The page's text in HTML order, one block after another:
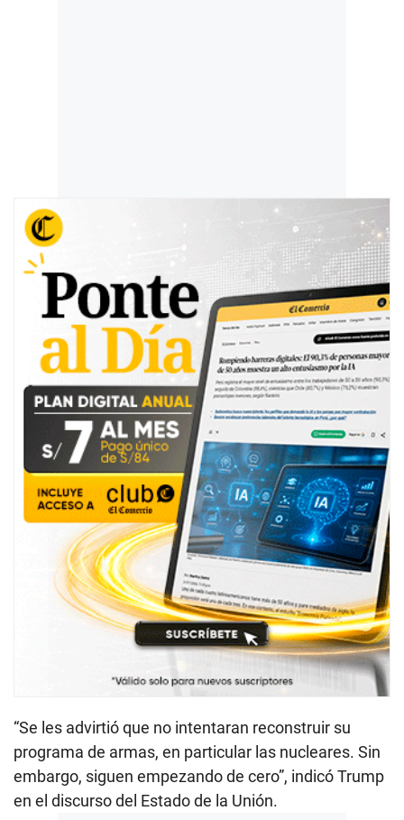
“Se les advirtió que no intentaran reconstruir su
programa de armas, en particular las nucleares. Sin
embargo, siguen empezando de cero”, indicó Trump
en el discurso del Estado de la Unión.